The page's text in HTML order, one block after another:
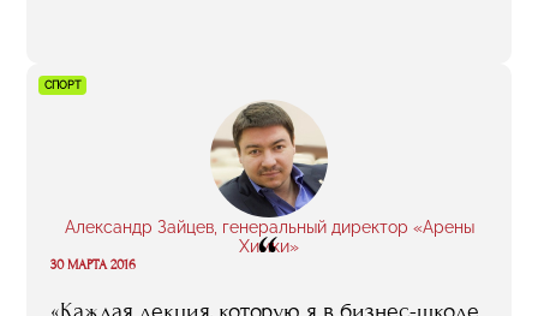
новичком меня сложно было назвать –
меня даже многие рестораторы, которые у
нас лекции читали и которым наша
компания мясо поставляла, во время
занятий узнавали, здоровались… Тем не
менее, могу однозначно сказать: выбор я
сделал правильный, учеба на пользу пошла,
понял, я и теперь в своей работе
СПОРТ
Александр Зайцев, генеральный директор «Арены
Химки»
“
30 МАРТА 2016